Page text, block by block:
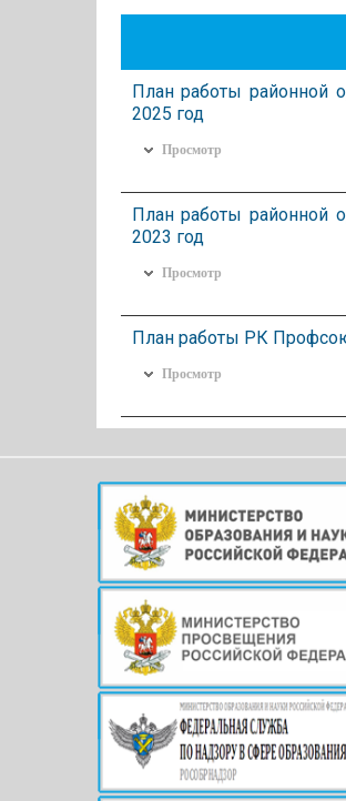
План работы районной
2025 год
Просмотр
План работы районной
2023 год
Просмотр
План работы РК
Просмотр